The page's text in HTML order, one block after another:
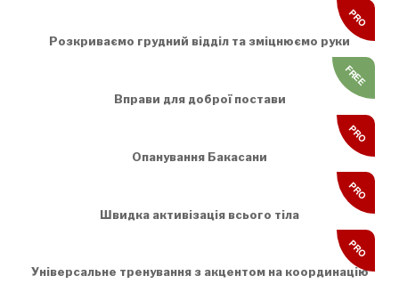
Розкриваємо грудний відділ та зміцнюємо руки
PRO
Вправи для доброї постави
FREE
Опанування Бакасани
PRO
Швидка активізація всього тіла
PRO
Універсальне тренування з акцентом на координацію
PRO